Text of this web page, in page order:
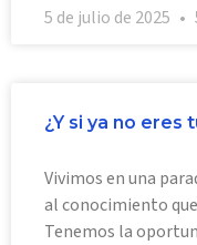
5 de julio de 2025
¿Y si ya no eres
Vivimos en una
al conocimiento
Tenemos la